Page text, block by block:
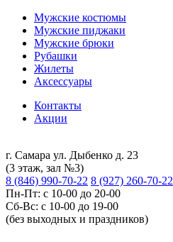
Мужские костюмы
Мужские пиджаки
Мужские брюки
Рубашки
Жилеты
Аксессуары
Контакты
Акции
г. Самара ул. Дыбенко д. 23
(3 этаж, зал №3)
8 (846) 990-70-22 8 (927) 260-70-22
Пн-Пт: с 10-00 до 20-00
Сб-Вс: с 10-00 до 19-00
(без выходных и праздников)